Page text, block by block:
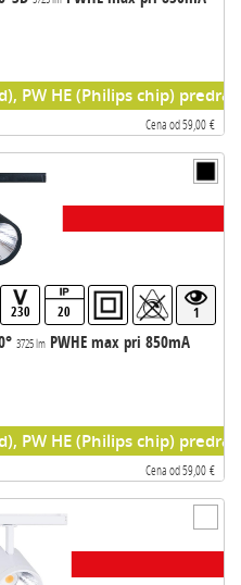
PW HE (Philips chip)
Cena od 59,00 €
230 20 1
3725 lmPWHE max pri 850mA
PW HE (Philips chip)
Cena od 59,00 €